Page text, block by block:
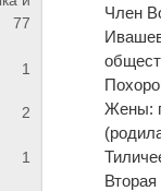
77
1
2
1
Член
Жены: